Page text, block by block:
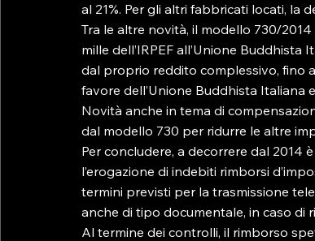
al 21%. Per gli altri fabbricati locati, la
Tra le altre novità, il modello 730/
mille dell’IRPEF all’Unione
dal proprio reddito complessivo, fino
favore dell’Unione Buddhista Italiana
Novità anche in tema di
dal modello 730 per ridurre le altre
Per concludere, a decorrere dal
l’erogazione di indebiti rimborsi
termini previsti per la trasmissione
anche di tipo documentale, in caso di
Al termine dei controlli, il rimborso